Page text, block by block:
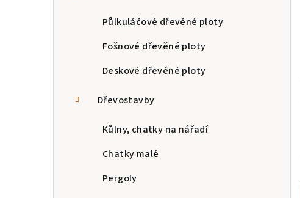
Půlkuláčové dřevěné ploty
Fošnové dřevěné ploty
Deskové dřevěné ploty
Dřevostavby
Kůlny, chatky na nářadí
Chatky malé
Pergoly